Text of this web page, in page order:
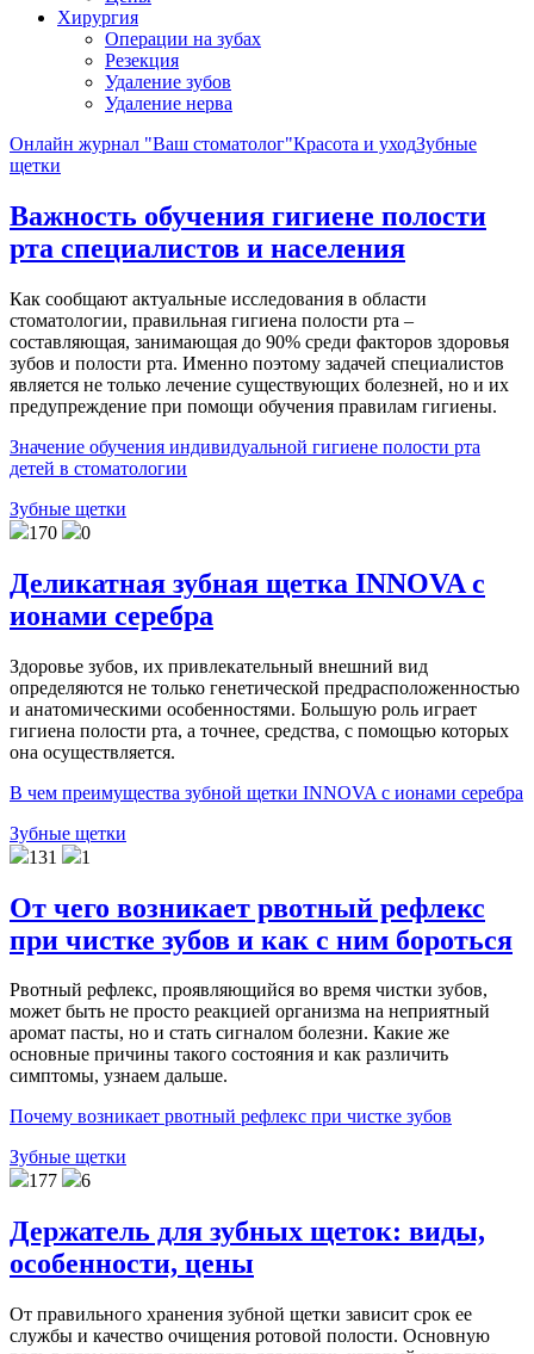
Хирургия
Операции на зубах
Резекция
Удаление зубов
Удаление нерва
Онлайн журнал "Ваш стоматолог"Красота и уходЗубные
щетки
Важность обучения гигиене полости
рта специалистов и населения
Как сообщают актуальные исследования в области
стоматологии, правильная гигиена полости рта –
составляющая, занимающая до 90% среди факторов здоровья
зубов и полости рта. Именно поэтому задачей специалистов
является не только лечение существующих болезней, но и их
предупреждение при помощи обучения правилам гигиены.
Значение обучения индивидуальной гигиене полости рта
детей в стоматологии
Зубные щетки
170
0
Деликатная зубная щетка INNOVA с
ионами серебра
Здоровье зубов, их привлекательный внешний вид
определяются не только генетической предрасположенностью
и анатомическими особенностями. Большую роль играет
гигиена полости рта, а точнее, средства, с помощью которых
она осуществляется.
В чем преимущества зубной щетки INNOVA с ионами серебра
Зубные щетки
131
1
От чего возникает рвотный рефлекс
при чистке зубов и как с ним бороться
Рвотный рефлекс, проявляющийся во время чистки зубов,
может быть не просто реакцией организма на неприятный
аромат пасты, но и стать сигналом болезни. Какие же
основные причины такого состояния и как различить
симптомы, узнаем дальше.
Почему возникает рвотный рефлекс при чистке зубов
Зубные щетки
177
6
Держатель для зубных щеток: виды,
особенности, цены
От правильного хранения зубной щетки зависит срок ее
службы и качество очищения ротовой полости. Основную